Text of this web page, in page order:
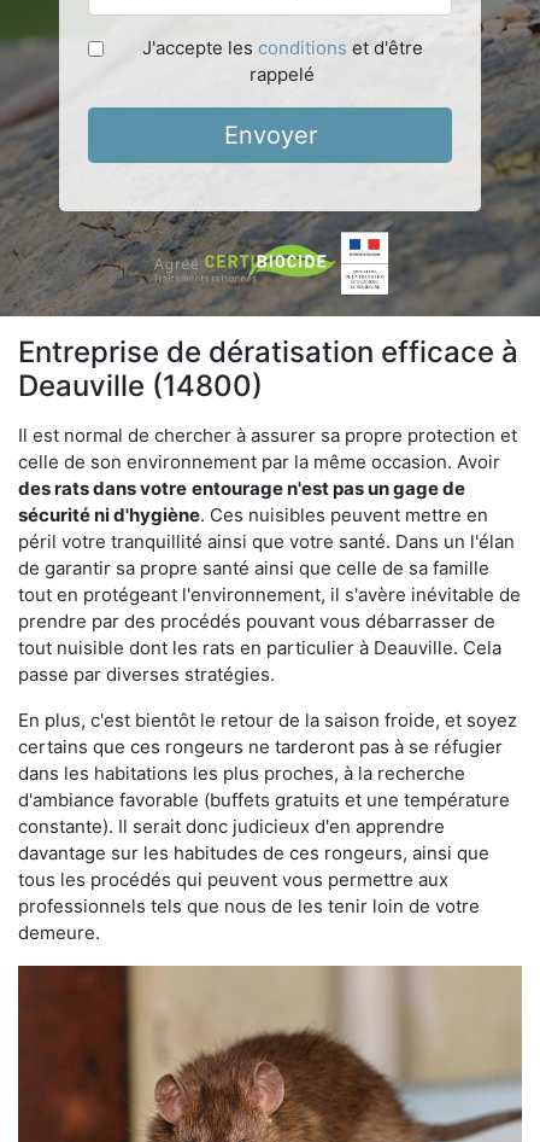
J'accepte les conditions et d'être
rappelé
Envoyer
Entreprise de dératisation efficace à
Deauville (14800)
Il est normal de chercher à assurer sa propre protection et
celle de son environnement par la même occasion. Avoir
des rats dans votre entourage n'est pas un gage de
sécurité ni d'hygiène. Ces nuisibles peuvent mettre en
péril votre tranquillité ainsi que votre santé. Dans un l'élan
de garantir sa propre santé ainsi que celle de sa famille
tout en protégeant l'environnement, il s'avère inévitable de
prendre par des procédés pouvant vous débarrasser de
tout nuisible dont les rats en particulier à Deauville. Cela
passe par diverses stratégies.
En plus, c'est bientôt le retour de la saison froide, et soyez
certains que ces rongeurs ne tarderont pas à se réfugier
dans les habitations les plus proches, à la recherche
d'ambiance favorable (buffets gratuits et une température
constante). Il serait donc judicieux d'en apprendre
davantage sur les habitudes de ces rongeurs, ainsi que
tous les procédés qui peuvent vous permettre aux
professionnels tels que nous de les tenir loin de votre
demeure.